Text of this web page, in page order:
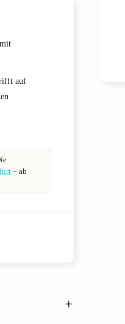
auf
– ab